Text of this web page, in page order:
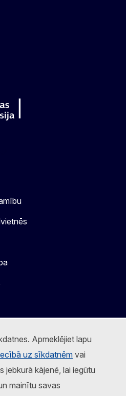
Apmeklējiet lapu
uz sīkdatnēm vai
jebkurā kājenē, lai iegūtu
mainītu savas